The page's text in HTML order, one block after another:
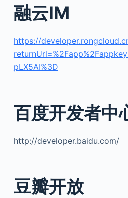
融云IM
https://
pLX5AI%3D
百度开发者中
http://developer.baidu.com/
豆瓣开放